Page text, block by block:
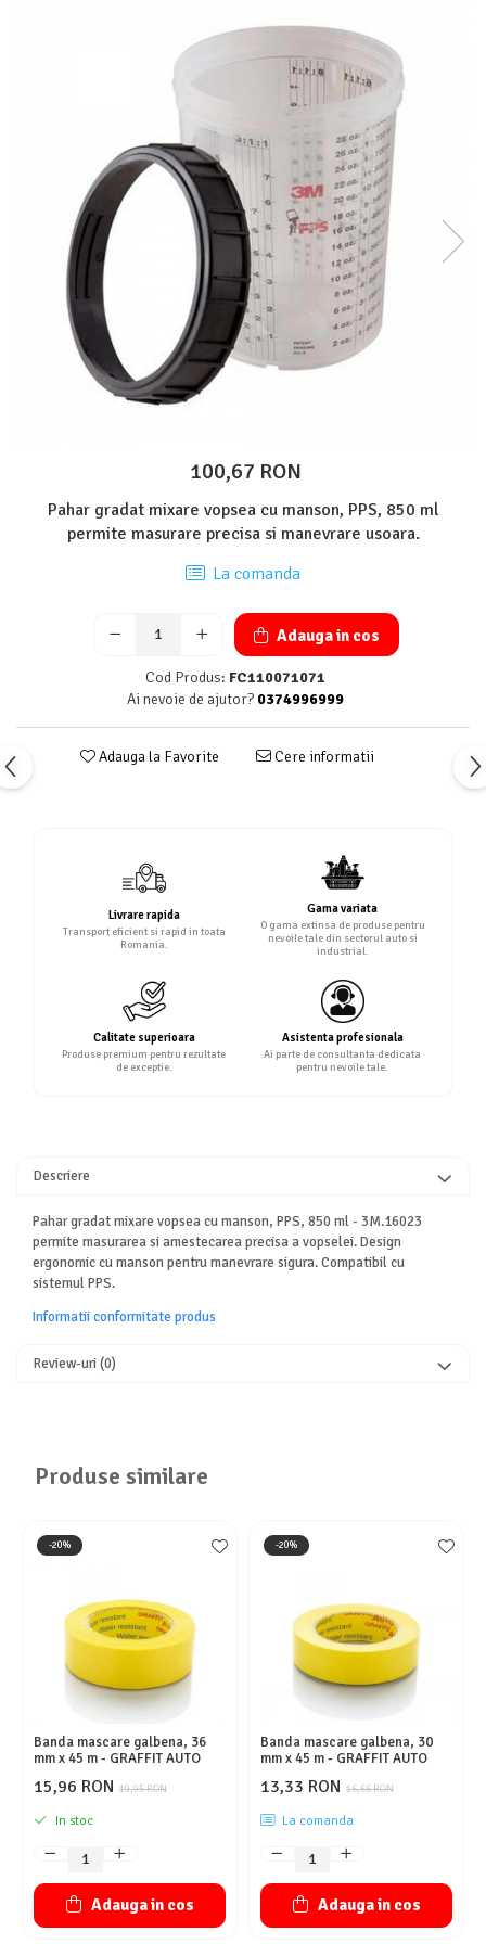
Tinichigerie
100,67 RON
Pahar gradat mixare vopsea cu manson, PPS, 850 ml
permite masurare precisa si manevrare usoara.
La comanda
Adauga in cos
Cod Produs: FC110071071
Ai nevoie de ajutor? 0374996999
Adauga la Favorite Cere informatii
Livrare rapida
Transport eficient si rapid in toata
Romania.
Gama variata
O gama extinsa de produse pentru
nevoile tale din sectorul auto si
industrial.
Calitate superioara
Produse premium pentru rezultate
de exceptie.
Asistenta profesionala
Ai parte de consultanta dedicata
pentru nevoile tale.
Descriere
Pahar gradat mixare vopsea cu manson, PPS, 850 ml - 3M.16023
permite masurarea si amestecarea precisa a vopselei. Design
ergonomic cu manson pentru manevrare sigura. Compatibil cu
sistemul PPS.
Informatii conformitate produs
Review-uri(0)
Produse similare
-20%
Banda mascare galbena, 36
mm x 45 m - GRAFFIT AUTO
19,95 RON
15,96 RON
In stoc
Adauga in cos
-20%
Banda mascare galbena, 30
mm x 45 m - GRAFFIT AUTO
16,66 RON
13,33 RON
La comanda
Adauga in cos